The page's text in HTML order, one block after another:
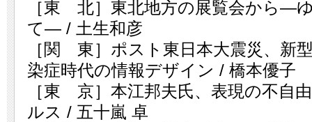
［東 北］東北地方の展覧会から―
て― / 土生和彦
［関 東］ポスト東日本大震災、新
染症時代の情報デザイン / 橋本優子
［東 京］本江邦夫氏、表現の不自
ルス / 五十嵐 卓